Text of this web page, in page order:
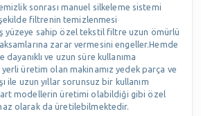
sonrası manuel silkeleme sistemi
filtrenin temizlenmesi
yüzeye sahip özel tekstil filtre uzun ömürlü
zarar vermesini engeller.Hemde
dayanıklı ve uzun süre kullanıma
yerli üretim olan makinamız yedek parça ve
ile uzun yıllar sorunsuz bir kullanım
modellerin üretimi olabildiği gibi özel
olarak da üretilebilmektedir.